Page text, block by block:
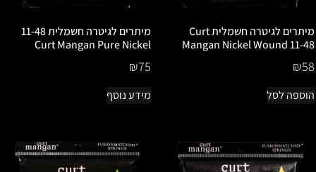
מיתרים לגיטרה חשמלית Curt
Mangan Nickel Wound 11-48
₪58
הוספה לסל
מיתרים לגיטרה חשמלית 11-48
Curt Mangan Pure Nickel
₪75
מידע נוסף